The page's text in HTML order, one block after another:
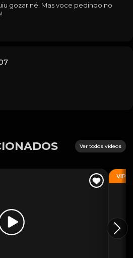
gozar né. Mas voce pedindo no
Ver todos vídeos
VIP